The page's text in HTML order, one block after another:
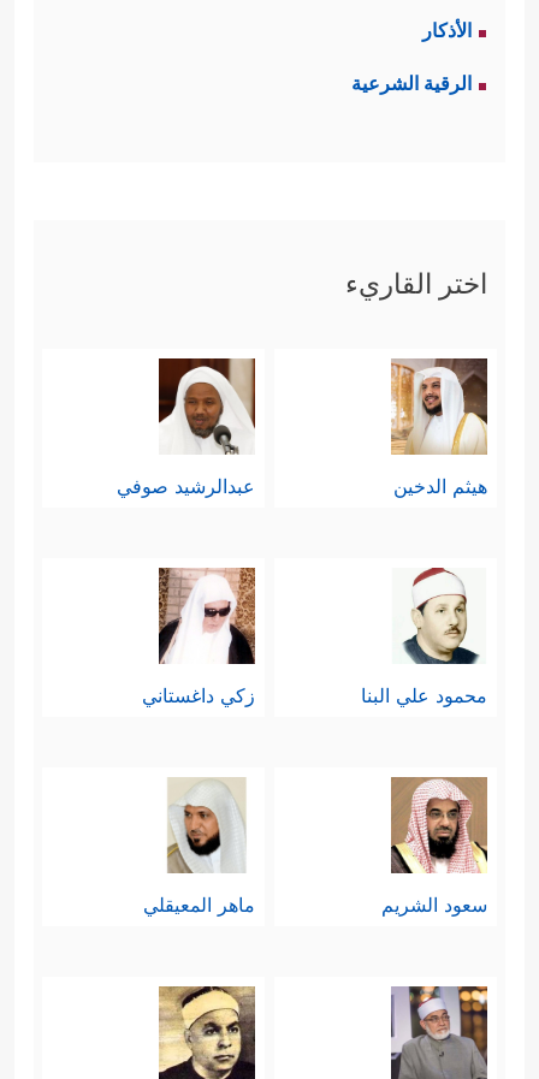
الأذكار
الرقية الشرعية
اختر القاريء
هيثم الدخين عبدالرشيد صوفي
محمود علي البنا زكي داغستاني
سعود الشريم ماهر المعيقلي